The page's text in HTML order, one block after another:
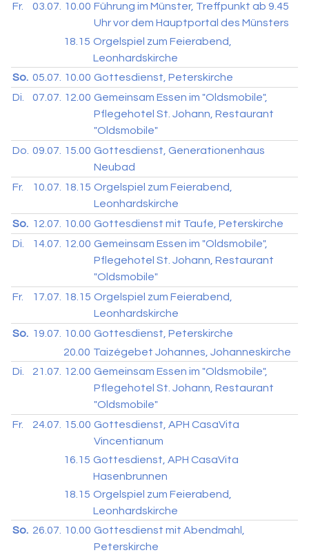
Fr.
03.07. 10.00 Führung im Münster, Treffpunkt ab 9.45
Uhr vor dem Hauptportal des Münsters
18.15 Orgelspiel zum Feierabend,
Leonhardskirche
So. 05.07. 10.00 Gottesdienst, Peterskirche
Di.
07.07. 12.00 Gemeinsam Essen im "Oldsmobile",
Pflegehotel St. Johann, Restaurant
"Oldsmobile"
Do. 09.07. 15.00 Gottesdienst, Generationenhaus
Neubad
Fr.
10.07. 18.15 Orgelspiel zum Feierabend,
Leonhardskirche
So. 12.07. 10.00 Gottesdienst mit Taufe, Peterskirche
Di.
14.07. 12.00 Gemeinsam Essen im "Oldsmobile",
Pflegehotel St. Johann, Restaurant
"Oldsmobile"
Fr.
17.07. 18.15 Orgelspiel zum Feierabend,
Leonhardskirche
So. 19.07. 10.00 Gottesdienst, Peterskirche
20.00 Taizégebet Johannes, Johanneskirche
Di.
21.07. 12.00 Gemeinsam Essen im "Oldsmobile",
Pflegehotel St. Johann, Restaurant
"Oldsmobile"
Fr.
24.07. 15.00 Gottesdienst, APH CasaVita
Vincentianum
16.15 Gottesdienst, APH CasaVita
Hasenbrunnen
18.15 Orgelspiel zum Feierabend,
Leonhardskirche
So. 26.07. 10.00 Gottesdienst mit Abendmahl,
Peterskirche